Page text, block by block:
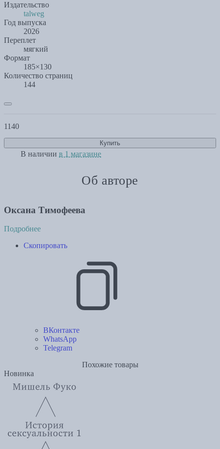
Издательство
talweg
Год выпуска
2026
Переплет
мягкий
Формат
185×130
Количество страниц
144
1140
Купить
В наличии в 1 магазине
Об авторе
Оксана Тимофеева
Подробнее
Скопировать
ВКонтакте
WhatsApp
Telegram
Похожие товары
Новинка